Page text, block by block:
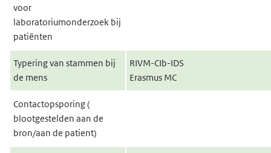
voor
laboratoriumonderzoek bij
patiënten
Typering van stammen bij
de mens
RIVM-CIb-IDS
Erasmus MC
Contactopsporing (
blootgestelden aan de
bron/aan de patient)